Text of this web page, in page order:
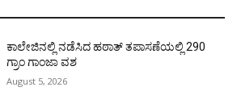
ಕಾಲೇಜಿನಲ್ಲಿ ನಡೆಸಿದ ಹಠಾತ್ ತಪಾಸಣೆಯಲ್ಲಿ 290
ಗ್ರಾಂ ಗಾಂಜಾ ವಶ
August 5, 2026